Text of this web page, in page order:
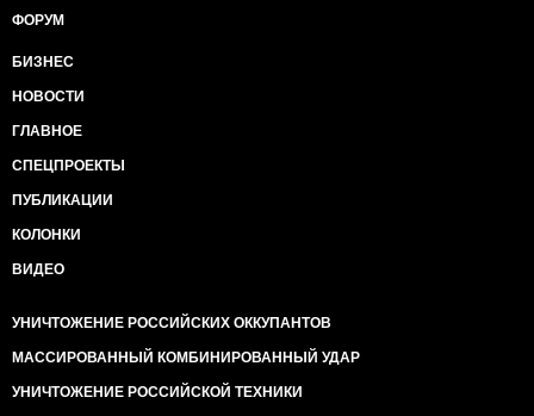
ФОРУМ
БИЗНЕС
НОВОСТИ
ГЛАВНОЕ
СПЕЦПРОЕКТЫ
ПУБЛИКАЦИИ
КОЛОНКИ
ВИДЕО
УНИЧТОЖЕНИЕ РОССИЙСКИХ ОККУПАНТОВ
МАССИРОВАННЫЙ КОМБИНИРОВАННЫЙ УДАР
УНИЧТОЖЕНИЕ РОССИЙСКОЙ ТЕХНИКИ